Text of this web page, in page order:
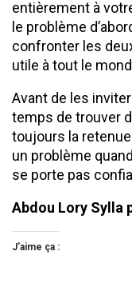
entièrement à
le problème
confronter les
utile à tout le
Avant de les
temps de trouver
toujours la
un problème
se porte pas
Abdou Lory Sylla
J’aime ça :